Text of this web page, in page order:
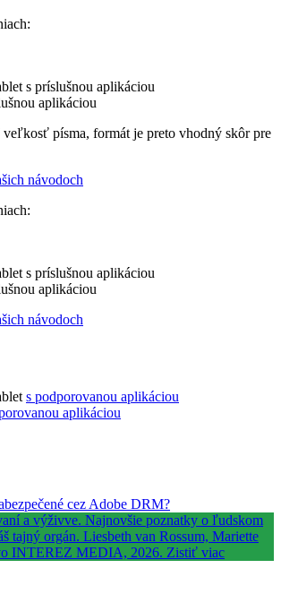
s príslušnou aplikáciou
aplikáciou
písma, formát je preto vhodný skôr pre
návodoch
s príslušnou aplikáciou
aplikáciou
návodoch
s podporovanou aplikáciou
aplikáciou
cez Adobe DRM?